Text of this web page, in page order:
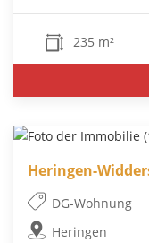
235 m²
Heringen-
DG-Wohnung
Heringen